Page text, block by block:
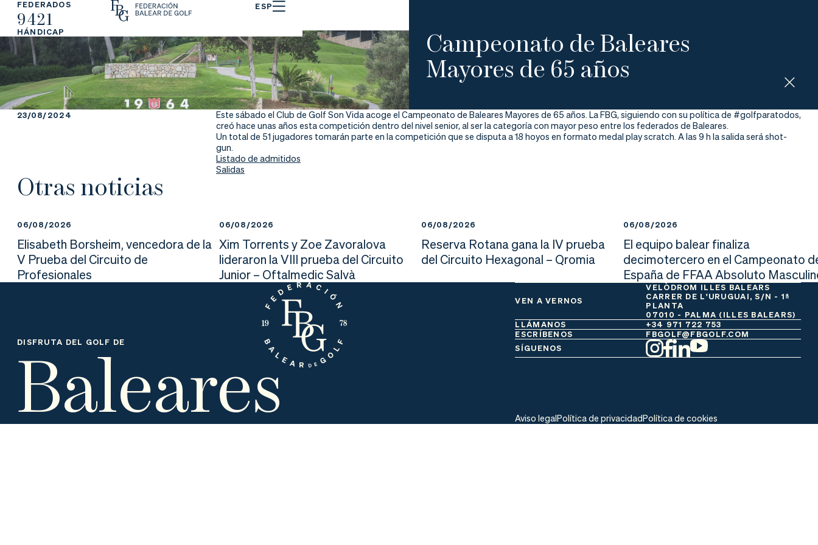
FEDERADOS
9421
HÁNDICAP
ESP
La
Fe
de
ra
ón
Fe
de
ra
rs
Ju
ga
r
Ap
re
nd
Ac
tu
ali
d
en
da
Campeonato de Baleares
Mayores de 65 años
23/08/2024
Este sábado el Club de Golf Son Vida acoge el Campeonato de Baleares Mayores de 65 años. La FBG, siguiendo con su política de #golfparatodos,
creó hace unas años esta competición dentro del nivel senior, al ser la categoría con mayor peso entre los federados de Baleares.
Un total de 51 jugadores tomarán parte en la competición que se disputa a 18 hoyos en formato medal play scratch. A las 9 h la salida será shot-
gun.
Listado de admitidos
Salidas
Otras noticias
06/08/2026
Elisabeth Borsheim, vencedora de la
V Prueba del Circuito de
Profesionales
06/08/2026
Xim Torrents y Zoe Zavoralova
lideraron la VIII prueba del Circuito
Junior – Oftalmedic Salvà
06/08/2026
Reserva Rotana gana la IV prueba
del Circuito Hexagonal – Qromia
06/08/2026
El equipo balear finaliza
decimotercero en el Campeonato
España de FFAA Absoluto
DISFRUTA DEL GOLF DE
Baleares
VEN A VERNOS
VELÒDROM ILLES BALEARS
CARRER DE L'URUGUAI, S/N - 1ª
PLANTA
07010 - PALMA (ILLES BALEARS)
LLÁMANOS
+34 971 722 753
ESCRÍBENOS
FBGOLF@FBGOLF.COM
SÍGUENOS
Aviso legalPolítica de privacidadPolítica de cookies